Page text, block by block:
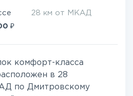
28 км от МКАД
₽
комфорт-класса
в 28
по Дмитровскому